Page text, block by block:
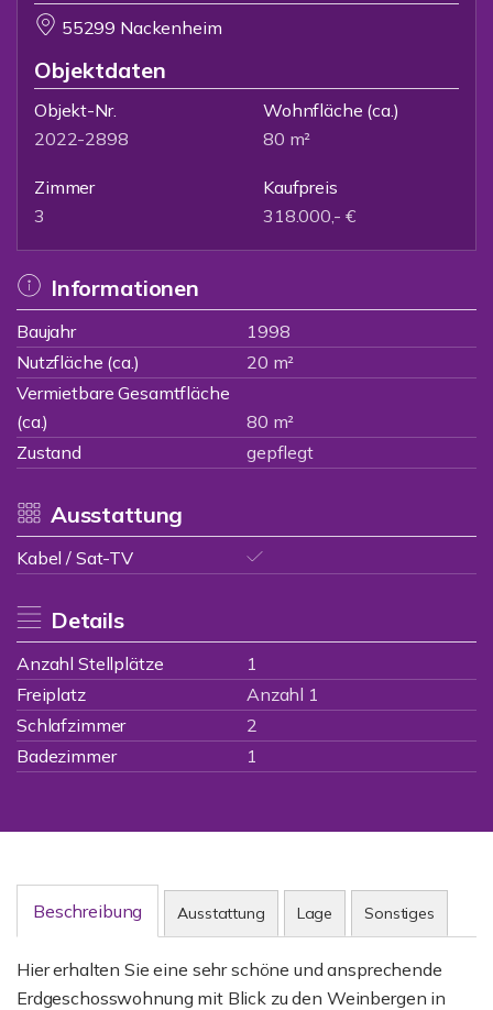
55299 Nackenheim
Objektdaten
Objekt-Nr.
2022-2898
Wohnfläche (ca.)
80 m²
Zimmer
3
Kaufpreis
318.000,- €
Informationen
Baujahr
1998
Nutzfläche (ca.)
20 m²
Vermietbare Gesamtfläche
(ca.)
80 m²
Zustand
gepflegt
Ausstattung
Kabel / Sat-TV
Details
Anzahl Stellplätze
1
Freiplatz
Anzahl 1
Schlafzimmer
2
Badezimmer
1
Beschreibung Ausstattung Lage Sonstiges
Hier erhalten Sie eine sehr schöne und ansprechende
Erdgeschosswohnung mit Blick zu den Weinbergen in